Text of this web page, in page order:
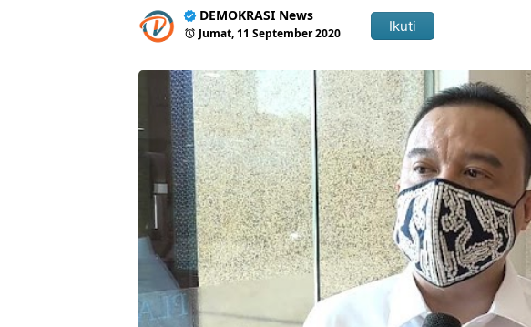
DEMOKRASI News
Jumat, 11 September 2020 Ikuti